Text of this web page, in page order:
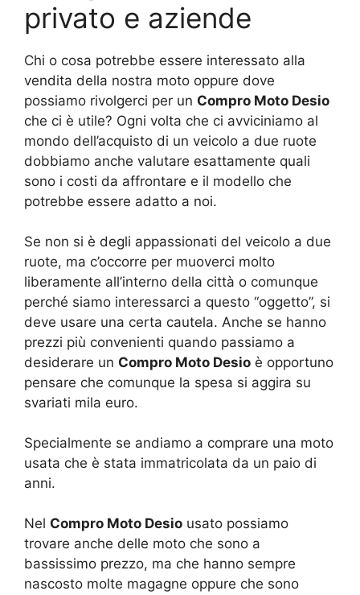
privato e aziende
Chi o cosa potrebbe essere interessato alla
vendita della nostra moto oppure dove
possiamo rivolgerci per un Compro Moto Desio
che ci è utile? Ogni volta che ci avviciniamo al
mondo dell’acquisto di un veicolo a due ruote
dobbiamo anche valutare esattamente quali
sono i costi da affrontare e il modello che
potrebbe essere adatto a noi.
Se non si è degli appassionati del veicolo a due
ruote, ma c’occorre per muoverci molto
liberamente all’interno della città o comunque
perché siamo interessarci a questo “oggetto”, si
deve usare una certa cautela. Anche se hanno
prezzi più convenienti quando passiamo a
desiderare un Compro Moto Desio è opportuno
pensare che comunque la spesa si aggira su
svariati mila euro.
Specialmente se andiamo a comprare una moto
usata che è stata immatricolata da un paio di
anni.
Nel Compro Moto Desio usato possiamo
trovare anche delle moto che sono a
bassissimo prezzo, ma che hanno sempre
nascosto molte magagne oppure che sono